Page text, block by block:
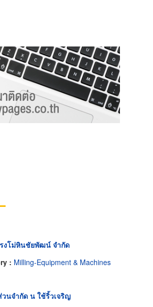
งโม่หินชัยพัฒน์ จำกัด
: Milling-Equipment & Machines
นจำกัด น ใช้ริ้วเจริญ